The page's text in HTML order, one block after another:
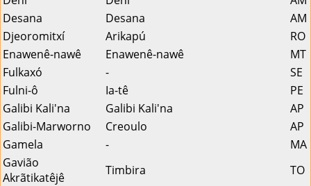
Desana
Desana
AM
Djeoromitxí
Arikapú
RO
Enawenê-nawê
Enawenê-nawê
MT
Fulkaxó
-
SE
Fulni-ô
Ia-tê
PE
Galibi Kali'na
Galibi Kali'na
AP
Galibi-Marworno
Creoulo
AP
Gamela
-
MA
Gavião
Akrãtikatêjê
Timbira
TO